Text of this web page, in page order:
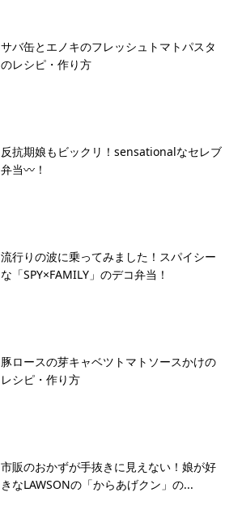
サバ缶とエノキのフレッシュトマトパスタ
のレシピ・作り方
反抗期娘もビックリ！sensationalなセレブ
弁当〰！
流行りの波に乗ってみました！スパイシー
な「SPY×FAMILY」のデコ弁当！
豚ロースの芽キャベツトマトソースかけの
レシピ・作り方
市販のおかずが手抜きに見えない！娘が好
きなLAWSONの「からあげクン」の...